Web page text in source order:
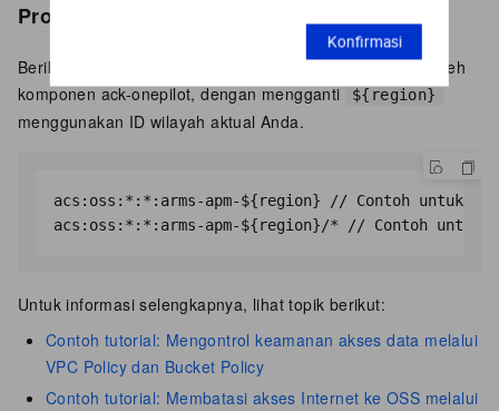
Konfirmasi
Prosedur
Berikan izin kepada sumber daya OSS yang digunakan oleh
komponen ack-onepilot, dengan mengganti ${region}
menggunakan ID wilayah aktual Anda.
acs:oss:*:*:arms-apm-${region} // Contoh untuk
acs:oss:*:*:arms-apm-${region}/* // Contoh
Untuk informasi selengkapnya, lihat topik berikut:
Contoh tutorial: Mengontrol keamanan akses data melalui
VPC Policy dan Bucket Policy
Contoh tutorial: Membatasi akses Internet ke OSS melalui